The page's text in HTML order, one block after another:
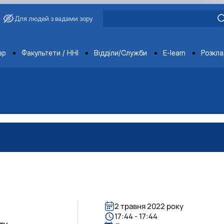
Для людей з вадами зору
Факультети / ННІ Відділи/Служби E-learn
2 травня 2022 року
17:44 - 17:44